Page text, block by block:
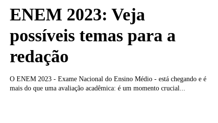
ENEM 2023: Veja
possíveis temas para a
redação
O ENEM 2023 - Exame Nacional do Ensino Médio - está chegando e é
mais do que uma avaliação acadêmica: é um momento crucial...